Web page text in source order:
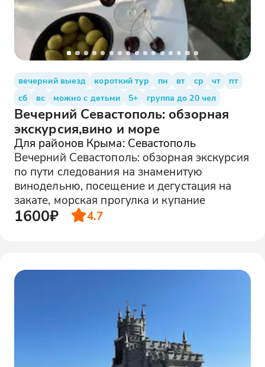
вечерний выезд короткий тур пн вт ср чт
пт
сб
вс можно с детьми 5+ группа до 20 чел
Вечерний Севастополь: обзорная
экскурсия,вино и море
Для районов Крыма: Севастополь
Вечерний Севастополь: обзорная экскурсия
по пути следования на знаменитую
винодельню, посещение и дегустация на
закате, морская прогулка и купание
1600₽ 4.7